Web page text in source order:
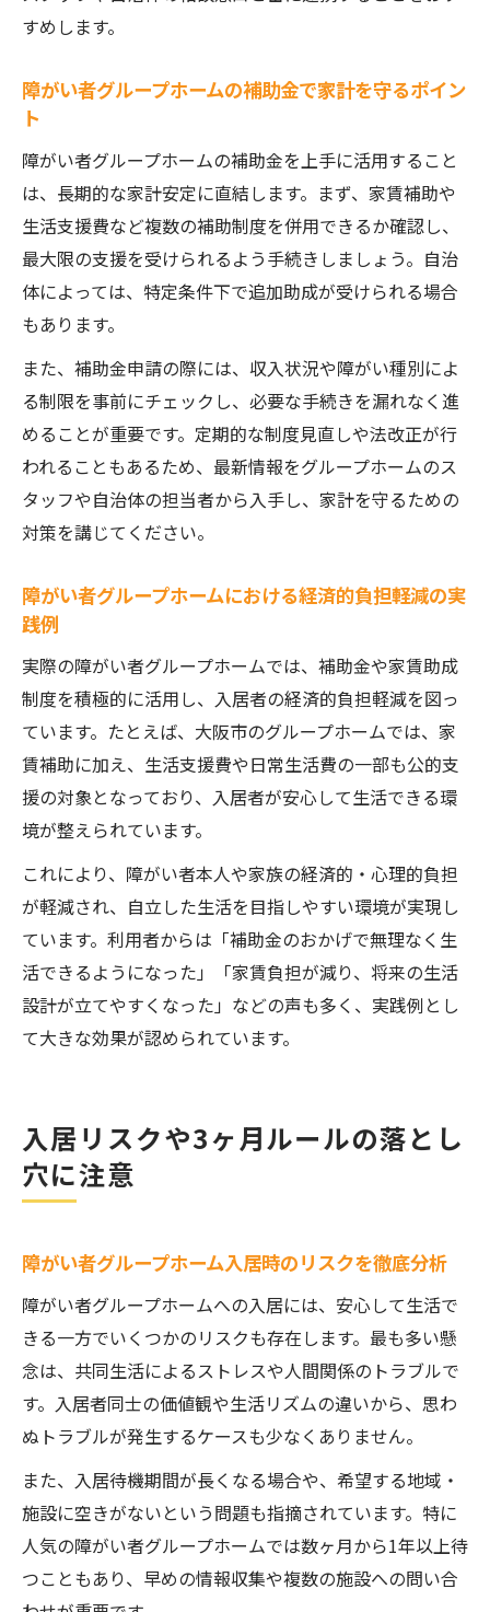
すめします。
障がい者グループホームの補助金で家計を守るポイン
ト
障がい者グループホームの補助金を上手に活用すること
は、長期的な家計安定に直結します。まず、家賃補助や
生活支援費など複数の補助制度を併用できるか確認し、
最大限の支援を受けられるよう手続きしましょう。自治
体によっては、特定条件下で追加助成が受けられる場合
もあります。
また、補助金申請の際には、収入状況や障がい種別によ
る制限を事前にチェックし、必要な手続きを漏れなく進
めることが重要です。定期的な制度見直しや法改正が行
われることもあるため、最新情報をグループホームのス
タッフや自治体の担当者から入手し、家計を守るための
対策を講じてください。
障がい者グループホームにおける経済的負担軽減の実
践例
実際の障がい者グループホームでは、補助金や家賃助成
制度を積極的に活用し、入居者の経済的負担軽減を図っ
ています。たとえば、大阪市のグループホームでは、家
賃補助に加え、生活支援費や日常生活費の一部も公的支
援の対象となっており、入居者が安心して生活できる環
境が整えられています。
これにより、障がい者本人や家族の経済的・心理的負担
が軽減され、自立した生活を目指しやすい環境が実現し
ています。利用者からは「補助金のおかげで無理なく生
活できるようになった」「家賃負担が減り、将来の生活
設計が立てやすくなった」などの声も多く、実践例とし
て大きな効果が認められています。
入居リスクや3ヶ月ルールの落とし
穴に注意
障がい者グループホーム入居時のリスクを徹底分析
障がい者グループホームへの入居には、安心して生活で
きる一方でいくつかのリスクも存在します。最も多い懸
念は、共同生活によるストレスや人間関係のトラブルで
す。入居者同士の価値観や生活リズムの違いから、思わ
ぬトラブルが発生するケースも少なくありません。
また、入居待機期間が長くなる場合や、希望する地域・
施設に空きがないという問題も指摘されています。特に
人気の障がい者グループホームでは数ヶ月から1年以上待
つこともあり、早めの情報収集や複数の施設への問い合